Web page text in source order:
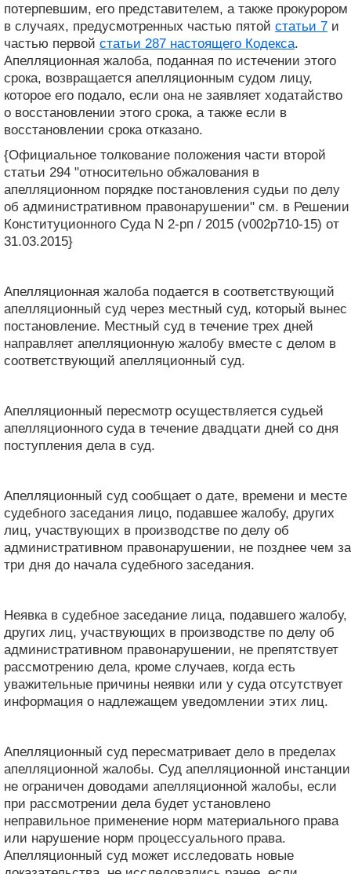
потерпевшим, его представителем, а также прокурором
в случаях, предусмотренных частью пятой статьи 7 и
частью первой статьи 287 настоящего Кодекса.
Апелляционная жалоба, поданная по истечении этого
срока, возвращается апелляционным судом лицу,
которое его подало, если она не заявляет ходатайство
о восстановлении этого срока, а также если в
восстановлении срока отказано.
{Официальное толкование положения части второй
статьи 294 "относительно обжалования в
апелляционном порядке постановления судьи по делу
об административном правонарушении" см. в Решении
Конституционного Суда N 2-рп / 2015 (v002p710-15) от
31.03.2015}
Апелляционная жалоба подается в соответствующий
апелляционный суд через местный суд, который вынес
постановление. Местный суд в течение трех дней
направляет апелляционную жалобу вместе с делом в
соответствующий апелляционный суд.
Апелляционный пересмотр осуществляется судьей
апелляционного суда в течение двадцати дней со дня
поступления дела в суд.
Апелляционный суд сообщает о дате, времени и месте
судебного заседания лицо, подавшее жалобу, других
лиц, участвующих в производстве по делу об
административном правонарушении, не позднее чем за
три дня до начала судебного заседания.
Неявка в судебное заседание лица, подавшего жалобу,
других лиц, участвующих в производстве по делу об
административном правонарушении, не препятствует
рассмотрению дела, кроме случаев, когда есть
уважительные причины неявки или у суда отсутствует
информация о надлежащем уведомлении этих лиц.
Апелляционный суд пересматривает дело в пределах
апелляционной жалобы. Суд апелляционной инстанции
не ограничен доводами апелляционной жалобы, если
при рассмотрении дела будет установлено
неправильное применение норм материального права
или нарушение норм процессуального права.
Апелляционный суд может исследовать новые